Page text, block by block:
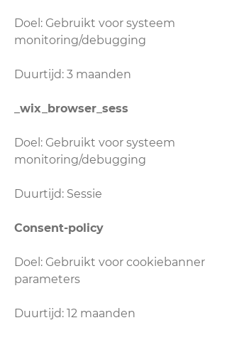
Doel: Gebruikt voor systeem
monitoring/debugging
Duurtijd: 3 maanden
_wix_browser_sess
Doel: Gebruikt voor systeem
monitoring/debugging
Duurtijd: Sessie
Consent-policy
Doel: Gebruikt voor cookiebanner
parameters
Duurtijd: 12 maanden